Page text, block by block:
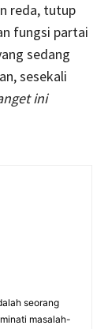
reda, tutup
fungsi partai
sedang
sesekali
ini
seorang
masalah-